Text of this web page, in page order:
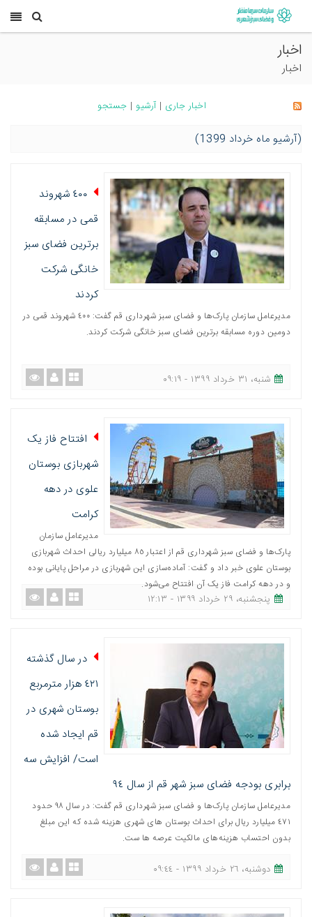
اخبار
اخبار
اخبار جاری | آرشیو | جستجو
(آرشیو ماه خرداد 1399)
٤٠٠ شهروند
قمی در مسابقه
برترین فضای سبز
خانگی شرکت
کردند
مدیرعامل سازمان پارک‌ها و فضای سبز شهرداری قم گفت: ٤٠٠ شهروند قمی در
دومین دوره مسابقه برترین فضای سبز خانگی شرکت کردند.
شنبه، ٣١ خرداد ١٣٩٩ - ٠٩:١٩
افتتاح فاز یک
شهربازی بوستان
علوی در دهه
کرامت
مدیرعامل سازمان
پارک‌ها و فضای سبز شهرداری قم از اعتبار ٨٥ میلیارد ریالی احداث شهربازی
بوستان علوی خبر داد و گفت: آماده‌سازی این شهربازی در مراحل پایانی بوده
و در دهه کرامت فاز یک آن افتتاح می‌شود.
پنجشنبه، ٢٩ خرداد ١٣٩٩ - ١٢:١٣
در سال گذشته
٤٢١ هزار مترمربع
بوستان شهری در
قم ایجاد شده
است/ افزایش سه
برابری بودجه فضای سبز شهر قم از سال ٩٤
مدیرعامل سازمان پارک‌ها و فضای سبز شهرداری قم گفت: در سال ٩٨ حدود
٤٧١ میلیارد ریال برای احداث بوستان های شهری هزینه شده که این مبلغ
بدون احتساب هزینه‌های مالکیت عرصه ها ست.
دوشنبه، ٢٦ خرداد ١٣٩٩ - ٠٩:٤٤